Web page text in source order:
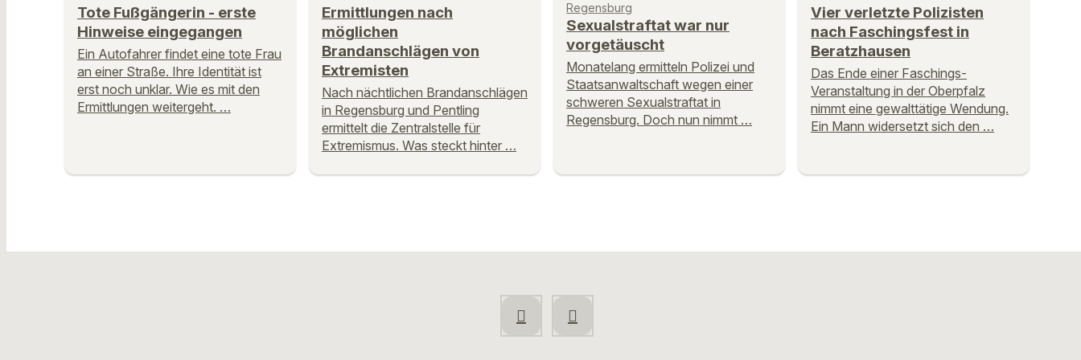
Tote Fußgängerin - erste
Hinweise eingegangen
Ein Autofahrer findet eine tote Frau
an einer Straße. Ihre Identität ist
erst noch unklar. Wie es mit den
Ermittlungen weitergeht. …
Ermittlungen nach
möglichen
Brandanschlägen von
Extremisten
Nach nächtlichen Brandanschlägen
in Regensburg und Pentling
ermittelt die Zentralstelle für
Extremismus. Was steckt hinter …
Regensburg
Sexualstraftat war nur
vorgetäuscht
Monatelang ermitteln Polizei und
Staatsanwaltschaft wegen einer
schweren Sexualstraftat in
Regensburg. Doch nun nimmt …
Vier verletzte Polizisten
nach Faschingsfest in
Beratzhausen
Das Ende einer Faschings-
Veranstaltung in der Oberpfalz
nimmt eine gewalttätige Wendung.
Ein Mann widersetzt sich den …